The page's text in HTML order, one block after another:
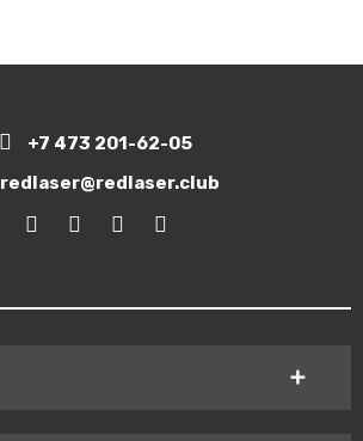
+7 473 201-62-05
redlaser@redlaser.club